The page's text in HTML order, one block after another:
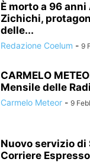
È morto a 96
Zichichi,
delle...
Redazione Coelum - 9
CARMELO
Mensile delle
Carmelo Meteor - 9
Nuovo servizio di
Corriere